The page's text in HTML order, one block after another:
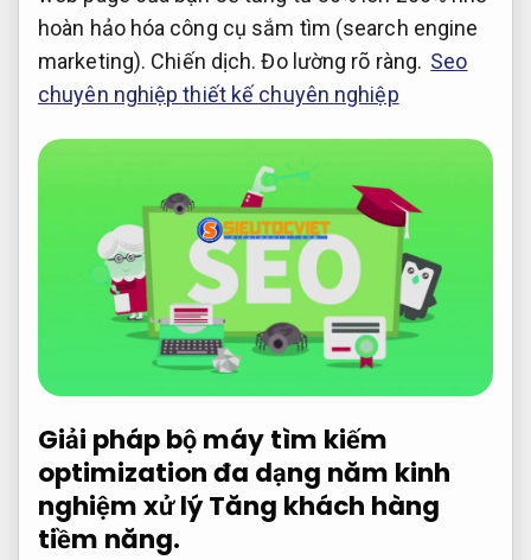
hoàn hảo hóa công cụ sắm tìm (search engine
marketing). Chiến dịch. Đo lường rõ ràng. Seo
chuyên nghiệp thiết kế chuyên nghiệp
Giải pháp bộ máy tìm kiếm
optimization đa dạng năm kinh
nghiệm xử lýTăng khách hàng
tiềm năng.